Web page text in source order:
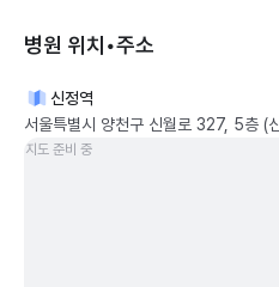
병원 위치•주소
신정역
서울특별시 양천구 신월로 327, 5층 (
지도 준비 중